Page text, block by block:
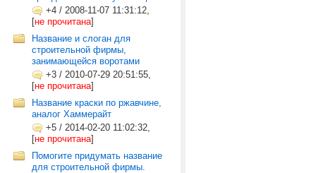
+4 / 2008-11-07 11:31:12,
[не прочитана]
Название и слоган для
строительной фирмы,
занимающейся воротами
+3 / 2010-07-29 20:51:55,
[не прочитана]
Название краски по ржавчине,
аналог Хаммерайт
+5 / 2014-02-20 11:02:32,
[не прочитана]
Помогите придумать название
для строительной фирмы.